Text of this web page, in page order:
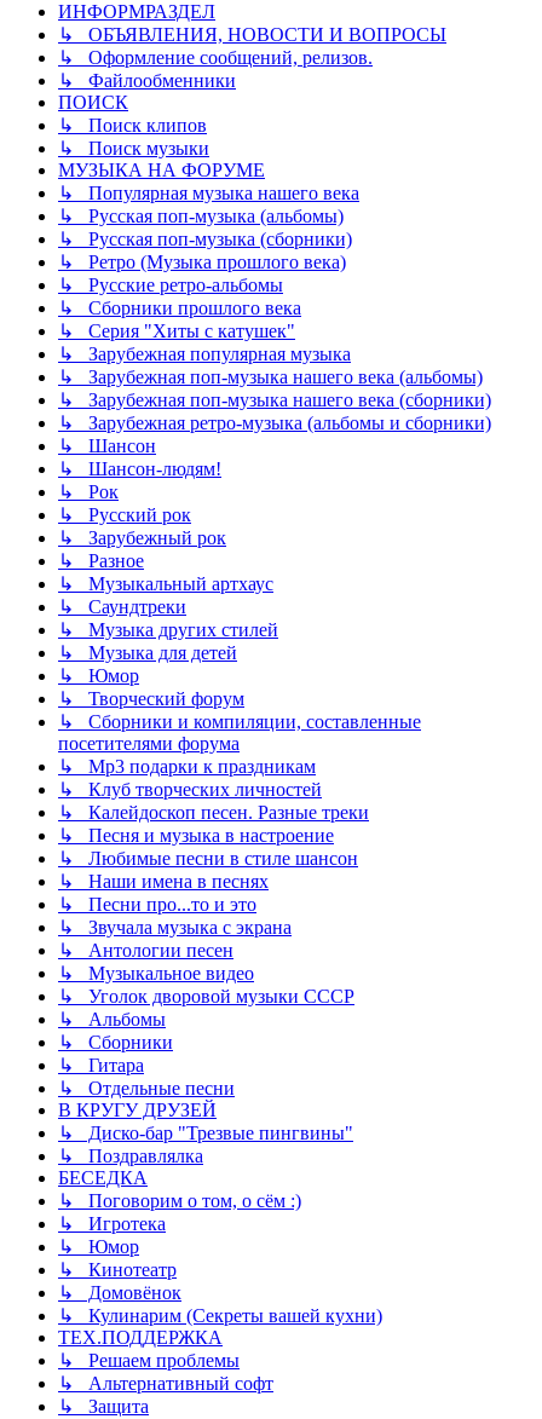
ИНФОРМРАЗДЕЛ
↳ ОБЪЯВЛЕНИЯ, НОВОСТИ И ВОПРОСЫ
↳ Оформление сообщений, релизов.
↳ Файлообменники
ПОИСК
↳ Поиск клипов
↳ Поиск музыки
МУЗЫКА НА ФОРУМЕ
↳ Популярная музыка нашего века
↳ Русская поп-музыка (альбомы)
↳ Русская поп-музыка (сборники)
↳ Ретро (Музыка прошлого века)
↳ Русские ретро-альбомы
↳ Сборники прошлого века
↳ Серия "Хиты с катушек"
↳ Зарубежная популярная музыка
↳ Зарубежная поп-музыка нашего века (альбомы)
↳ Зарубежная поп-музыка нашего века (сборники)
↳ Зарубежная ретро-музыка (альбомы и сборники)
↳ Шансон
↳ Шансон-людям!
↳ Рок
↳ Русский рок
↳ Зарубежный рок
↳ Разное
↳ Музыкальный артхаус
↳ Саундтреки
↳ Музыка других стилей
↳ Музыка для детей
↳ Юмор
↳ Творческий форум
↳ Сборники и компиляции, составленные
посетителями форума
↳ Mp3 подарки к праздникам
↳ Клуб творческих личностей
↳ Калейдоскоп песен. Разные треки
↳ Песня и музыка в настроение
↳ Любимые песни в стиле шансон
↳ Наши имена в песнях
↳ Песни про...то и это
↳ Звучала музыка с экрана
↳ Антологии песен
↳ Музыкальное видео
↳ Уголок дворовой музыки СССР
↳ Альбомы
↳ Сборники
↳ Гитара
↳ Отдельные песни
В КРУГУ ДРУЗЕЙ
↳ Диско-бар "Трезвые пингвины"
↳ Поздравлялка
БЕСЕДКА
↳ Поговорим о том, о сём :)
↳ Игротека
↳ Юмор
↳ Кинотеатр
↳ Домовёнок
↳ Кулинарим (Секреты вашей кухни)
ТЕХ.ПОДДЕРЖКА
↳ Решаем проблемы
↳ Альтернативный софт
↳ Защита